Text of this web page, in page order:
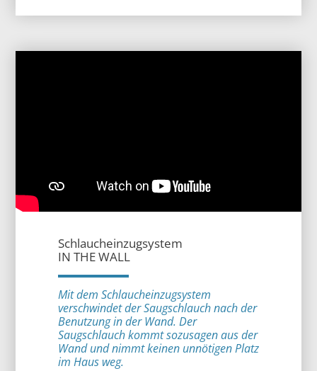
Schlaucheinzugsystem
IN THE WALL
Mit dem Schlaucheinzugsystem
verschwindet der Saugschlauch nach der
Benutzung in der Wand. Der
Saugschlauch kommt sozusagen aus der
Wand und nimmt keinen unnötigen Platz
im Haus weg.